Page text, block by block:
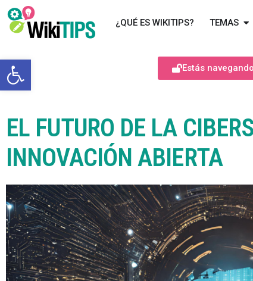
Abrir barra de
¿QUÉ ES WIKITIPS? TEMAS
Estás
EL FUTURO DE LA
INNOVACIÓN ABIERTA